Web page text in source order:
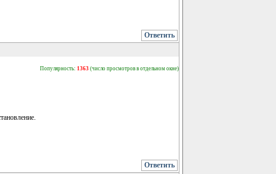
Ответить
Популярность: 1363 (число просмотров в отдельном окне)
Ответить